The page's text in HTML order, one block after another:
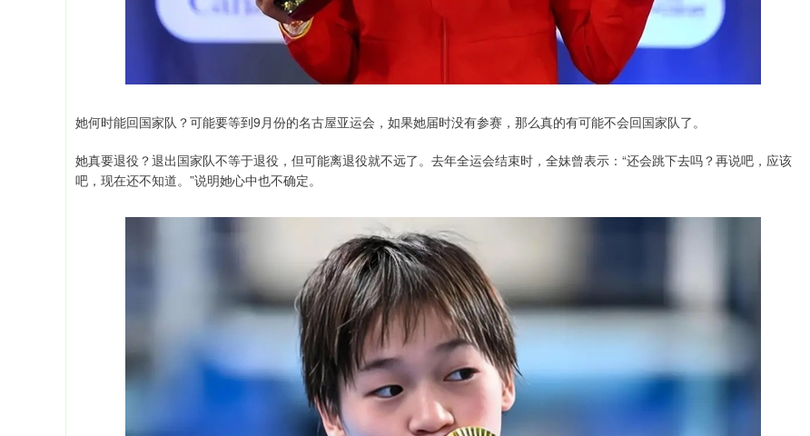
她何时能回国家队？可能要等到9月份的名古屋亚运会，如果她届时没有参赛，那么真的有可能不会回国家队了。
她真要退役？退出国家队不等于退役，但可能离退役就不远了。去年全运会结束时，全妹曾表示：“还会跳下去吗？再说吧，应该
吧，现在还不知道。”说明她心中也不确定。